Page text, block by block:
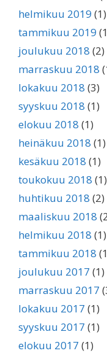
helmikuu 2019 (1)
tammikuu 2019
joulukuu 2018 (2)
marraskuu 2018
lokakuu 2018 (3)
syyskuu 2018 (1)
elokuu 2018 (1)
heinäkuu 2018 (1)
kesäkuu 2018 (1)
toukokuu 2018 (1)
huhtikuu 2018 (2)
maaliskuu 2018
helmikuu 2018 (1)
tammikuu 2018
joulukuu 2017 (1)
marraskuu 2017
lokakuu 2017 (1)
syyskuu 2017 (1)
elokuu 2017 (1)